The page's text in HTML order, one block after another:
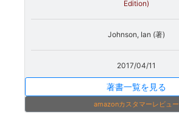
Edition)
Johnson, Ian (著)
2017/04/11
著書一覧を見る
amazonカスタマーレビュー